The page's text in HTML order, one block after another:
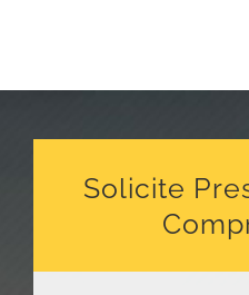
Solicite